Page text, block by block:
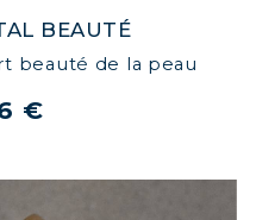
BEAUTÉ
beauté de la peau
€